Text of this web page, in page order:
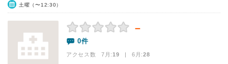
土曜（〜12:30）
－
0件
アクセス数 7月:19 | 6月:28